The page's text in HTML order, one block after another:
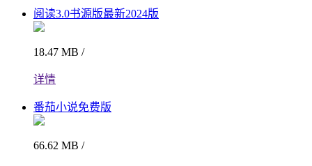
阅读3.0书源版最新2024版
18.47 MB /
详情
番茄小说免费版
66.62 MB /